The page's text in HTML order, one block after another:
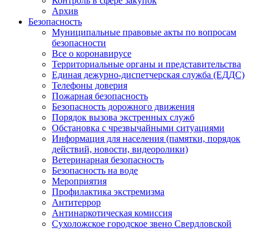
Архив
Безопасность
Муниципальные правовые акты по вопросам
безопасности
Все о коронавирусе
Территориальные органы и представительства
Единая дежурно-диспетчерская служба (ЕДДС)
Телефоны доверия
Пожарная безопасность
Безопасность дорожного движения
Порядок вызова экстренных служб
Обстановка с чрезвычайными ситуациями
Информация для населения (памятки, порядок
действий, новости, видеоролики)
Ветеринарная безопасность
Безопасность на воде
Мероприятия
Профилактика экстремизма
Антитеррор
Антинаркотическая комиссия
Сухоложское городское звено Свердловской